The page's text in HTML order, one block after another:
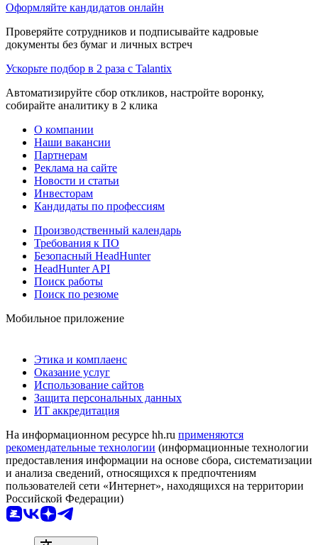
Оформляйте кандидатов онлайн
Проверяйте сотрудников и подписывайте кадровые
документы без бумаг и личных встреч
Ускорьте подбор в 2 раза с Talantix
Автоматизируйте сбор откликов, настройте воронку,
собирайте аналитику в 2 клика
О компании
Наши вакансии
Партнерам
Реклама на сайте
Новости и статьи
Инвесторам
Кандидаты по профессиям
Производственный календарь
Требования к ПО
Безопасный HeadHunter
HeadHunter API
Поиск работы
Поиск по резюме
Мобильное приложение
Этика и комплаенс
Оказание услуг
Использование сайтов
Защита персональных данных
ИТ аккредитация
На информационном ресурсе hh.ru применяются
рекомендательные технологии (информационные технологии
предоставления информации на основе сбора, систематизации
и анализа сведений, относящихся к предпочтениям
пользователей сети «Интернет», находящихся на территории
Российской Федерации)